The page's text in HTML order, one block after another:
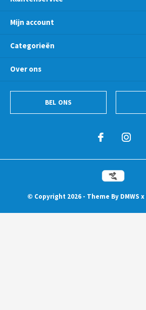
Mijn account
Categorieën
Over ons
BEL ONS
© Copyright 2026 - Theme By DMWS x